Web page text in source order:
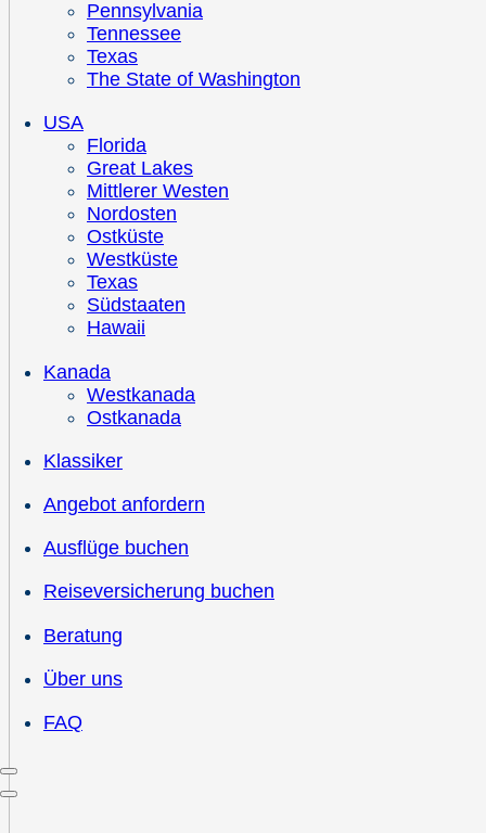
Pennsylvania
Tennessee
Texas
The State of Washington
USA
Florida
Great Lakes
Mittlerer Westen
Nordosten
Ostküste
Westküste
Texas
Südstaaten
Hawaii
Kanada
Westkanada
Ostkanada
Klassiker
Angebot anfordern
Ausflüge buchen
Reiseversicherung buchen
Beratung
Über uns
FAQ